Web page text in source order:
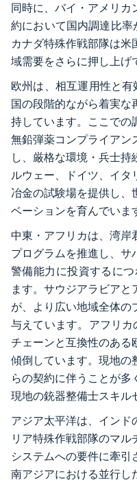
同時に、バイ・アメリカ
約において国内調達比率
カナダ特殊作戦部隊は
域需要をさらに押し上げ
欧州は、相互運用性と
国の段階的ながら着実な
持しています。ここでの
無鉛弾薬コンプライアン
し、厳格な環境・兵士持
ルウェー、ドイツ、イタ
冶金の試験場を提供し、
ベーションを育んでいま
中東・アフリカは、湾岸
プログラムを推進し、サ
警備能力に投資するにつ
ます。サウジアラビア
が、より広い地域全体の
与えています。アフリカ
チェーンと互換性のある
傾倒しています。現地の
らの契約に伴うことが多
現地の銃器整備士スキル
アジア太平洋は、インド
リア特殊作戦部隊のマ
システムへの要件に牽引
南アジアにおける並行し